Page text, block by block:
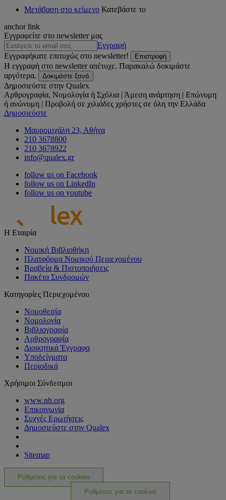
Μετάβαση στο κείμενο Κατεβάστε το
anchor link
Εγγραφείτε στο newsletter μας
Εγγραφή
Εγγραφήκατε επιτυχώς στο newsletter!
Επιστροφή
Η εγγραφή στο newsletter απέτυχε. Παρακαλώ δοκιμάστε
αργότερα.
Δοκιμάστε ξανά
Δημοσιεύστε στην Qualex
Αρθρογραφία, Νομολογία ή Σχόλια | Άμεση ανάρτηση | Επώνυμη
ή ανώνυμη | Προβολή σε χιλιάδες χρήστες σε όλη την Ελλάδα
Δημοσιεύστε
Μαυρομιχάλη 23, Αθήνα
210 3678800
210 3678922
info@qualex.gr
follow us on Facebook
follow us on LinkedIn
follow us on youtube
Η Εταιρία
Νομική Βιβλιοθήκη
Πλατφόρμα Νομικού Περιεχομένου
Βραβεία & Πιστοποιήσεις
Πακέτα Συνδρομών
Κατηγορίες Περιεχομένου
Νομοθεσία
Νομολογία
Βιβλιογραφία
Αρθρογραφία
Διοικητικά Έγγραφα
Υποδείγματα
Περιοδικά
Χρήσιμοι Σύνδεσμοι
www.nb.org
Επικοινωνία
Συχνές Ερωτήσεις
Δημοσιεύστε στην Qualex
Sitemap
Ρυθμίσεις για τα cookies
Ρυθμίσεις για τα cookies